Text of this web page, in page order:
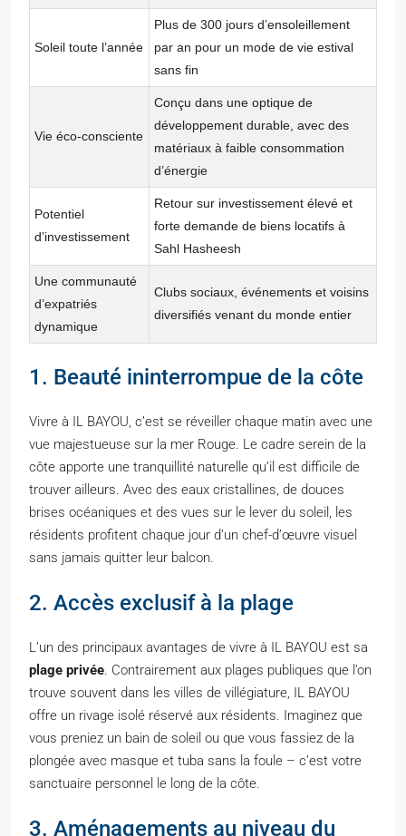
Soleil toute l’année
Plus de 300 jours d’ensoleillement
par an pour un mode de vie estival
sans fin
Vie éco-consciente
Conçu dans une optique de
développement durable, avec des
matériaux à faible consommation
d’énergie
Potentiel
d’investissement
Retour sur investissement élevé et
forte demande de biens locatifs à
Sahl Hasheesh
Une communauté
d’expatriés
dynamique
Clubs sociaux, événements et voisins
diversifiés venant du monde entier
1. Beauté ininterrompue de la côte
Vivre à IL BAYOU, c’est se réveiller chaque matin avec une
vue majestueuse sur la mer Rouge. Le cadre serein de la
côte apporte une tranquillité naturelle qu’il est difficile de
trouver ailleurs. Avec des eaux cristallines, de douces
brises océaniques et des vues sur le lever du soleil, les
résidents profitent chaque jour d’un chef-d’œuvre visuel
sans jamais quitter leur balcon.
2. Accès exclusif à la plage
L’un des principaux avantages de vivre à IL BAYOU est sa
plage privée. Contrairement aux plages publiques que l’on
trouve souvent dans les villes de villégiature, IL BAYOU
offre un rivage isolé réservé aux résidents. Imaginez que
vous preniez un bain de soleil ou que vous fassiez de la
plongée avec masque et tuba sans la foule – c’est votre
sanctuaire personnel le long de la côte.
3. Aménagements au niveau du